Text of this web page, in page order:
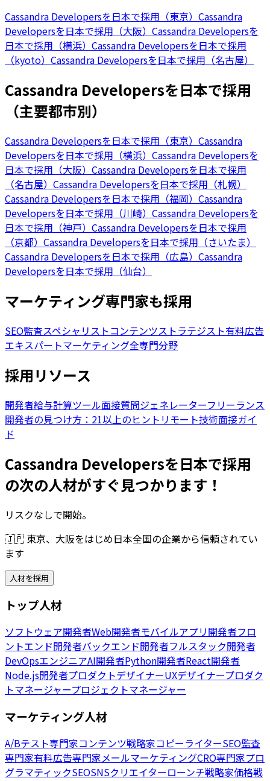
Cassandra Developersを日本で採用（東京） Cassandra
Developersを日本で採用（大阪） Cassandra Developersを
日本で採用（横浜） Cassandra Developersを日本で採用
（kyoto） Cassandra Developersを日本で採用（名古屋）
Cassandra Developersを日本で採用
（主要都市別）
Cassandra Developersを日本で採用（東京） Cassandra
Developersを日本で採用（横浜） Cassandra Developersを
日本で採用（大阪） Cassandra Developersを日本で採用
（名古屋） Cassandra Developersを日本で採用（札幌）
Cassandra Developersを日本で採用（福岡） Cassandra
Developersを日本で採用（川崎） Cassandra Developersを
日本で採用（神戸） Cassandra Developersを日本で採用
（京都） Cassandra Developersを日本で採用（さいたま）
Cassandra Developersを日本で採用（広島） Cassandra
Developersを日本で採用（仙台）
マーケティング専門家も採用
SEO監査スペシャリストコンテンツストラテジスト有料広告
エキスパートマーケティング全専門分野
採用リソース
開発者給与計算ツール面接質問ジェネレーターフリーランス
開発者の見つけ方：21以上のヒント リモート技術面接ガイ
ド
Cassandra Developersを日本で採用
の次の人材がすぐ見つかります！
リスクなしで開始。
🇯🇵 東京、大阪をはじめ日本全国の企業から信頼されてい
ます
人材を採用
トップ人材
ソフトウェア開発者Web開発者モバイルアプリ開発者フロ
ントエンド開発者バックエンド開発者フルスタック開発者
DevOpsエンジニアAI開発者Python開発者React開発者
Node.js開発者プロダクトデザイナーUXデザイナープロダク
トマネージャープロジェクトマネージャー
マーケティング人材
A/Bテスト専門家コンテンツ戦略家コピーライターSEO監査
専門家有料広告専門家メールマーケティングCRO専門家プロ
グラマティックSEOSNSクリエイターローンチ戦略家価格戦